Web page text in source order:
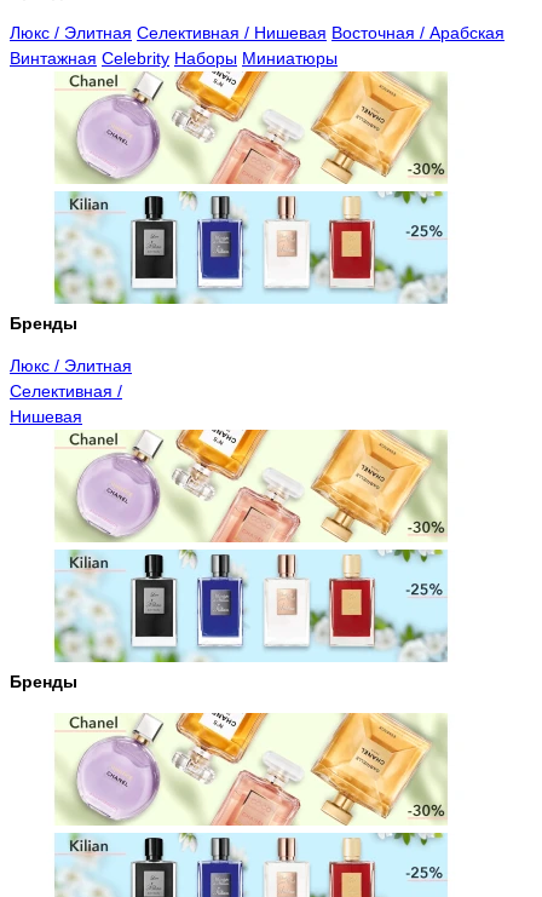
Люкс / Элитная Селективная / Нишевая Восточная / Арабская
Винтажная Celebrity Наборы Миниатюры
Бренды
Люкс / Элитная
Селективная /
Нишевая
Бренды